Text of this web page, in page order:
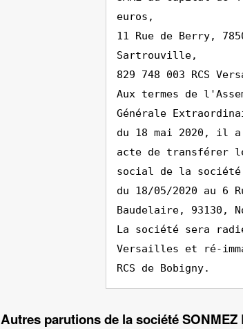
euros,
11 Rue de Berry,
Sartrouville,
829 748 003 RCS
Aux termes de
Générale
du 18 mai 2020, il
acte de transférer
social de la
du 18/05/2020 au 6
Baudelaire, 93130,
La société sera
Versailles et ré-
RCS de Bobigny.
Autres parutions de la société SONMEZ